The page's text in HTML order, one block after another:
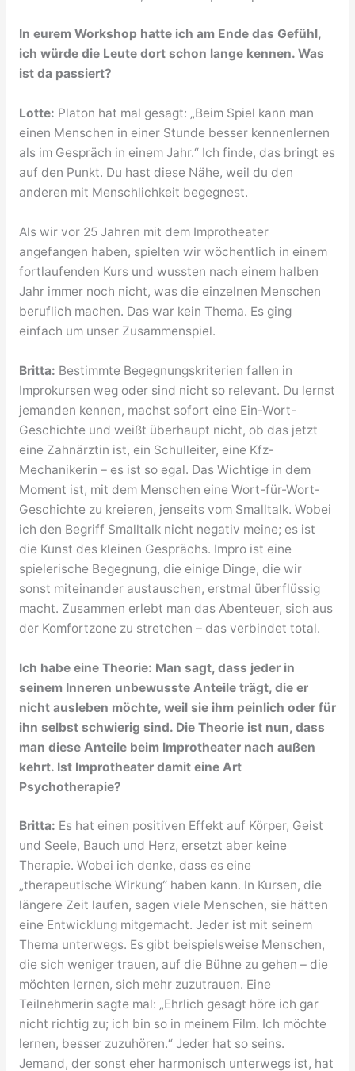
In eurem Workshop hatte ich am Ende das Gefühl,
ich würde die Leute dort schon lange kennen. Was
ist da passiert?
Lotte: Platon hat mal gesagt: „Beim Spiel kann man
einen Menschen in einer Stunde besser kennenlernen
als im Gespräch in einem Jahr.“ Ich finde, das bringt es
auf den Punkt. Du hast diese Nähe, weil du den
anderen mit Menschlichkeit begegnest.
Als wir vor 25 Jahren mit dem Improtheater
angefangen haben, spielten wir wöchentlich in einem
fortlaufenden Kurs und wussten nach einem halben
Jahr immer noch nicht, was die einzelnen Menschen
beruflich machen. Das war kein Thema. Es ging
einfach um unser Zusammenspiel.
Britta: Bestimmte Begegnungskriterien fallen in
Improkursen weg oder sind nicht so relevant. Du lernst
jemanden kennen, machst sofort eine Ein-Wort-
Geschichte und weißt überhaupt nicht, ob das jetzt
eine Zahnärztin ist, ein Schulleiter, eine Kfz-
Mechanikerin – es ist so egal. Das Wichtige in dem
Moment ist, mit dem Menschen eine Wort-für-Wort-
Geschichte zu kreieren, jenseits vom Smalltalk. Wobei
ich den Begriff Smalltalk nicht negativ meine; es ist
die Kunst des kleinen Gesprächs. Impro ist eine
spielerische Begegnung, die einige Dinge, die wir
sonst miteinander austauschen, erstmal überflüssig
macht. Zusammen erlebt man das Abenteuer, sich aus
der Komfortzone zu stretchen – das verbindet total.
Ich habe eine Theorie: Man sagt, dass jeder in
seinem Inneren unbewusste Anteile trägt, die er
nicht ausleben möchte, weil sie ihm peinlich oder für
ihn selbst schwierig sind. Die Theorie ist nun, dass
man diese Anteile beim Improtheater nach außen
kehrt. Ist Improtheater damit eine Art
Psychotherapie?
Britta: Es hat einen positiven Effekt auf Körper, Geist
und Seele, Bauch und Herz, ersetzt aber keine
Therapie. Wobei ich denke, dass es eine
„therapeutische Wirkung“ haben kann. In Kursen, die
längere Zeit laufen, sagen viele Menschen, sie hätten
eine Entwicklung mitgemacht. Jeder ist mit seinem
Thema unterwegs. Es gibt beispielsweise Menschen,
die sich weniger trauen, auf die Bühne zu gehen – die
möchten lernen, sich mehr zuzutrauen. Eine
Teilnehmerin sagte mal: „Ehrlich gesagt höre ich gar
nicht richtig zu; ich bin so in meinem Film. Ich möchte
lernen, besser zuzuhören.“ Jeder hat so seins.
Jemand, der sonst eher harmonisch unterwegs ist, hat